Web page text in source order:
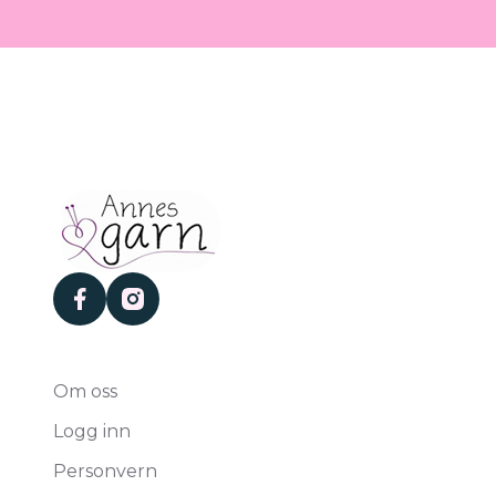
facebookinstagram
Om oss
Logg inn
Personvern